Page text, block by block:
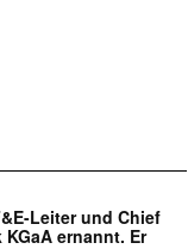
Leiter und Chief
ernannt. Er